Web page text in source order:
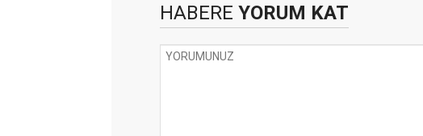
HABERE YORUM KAT